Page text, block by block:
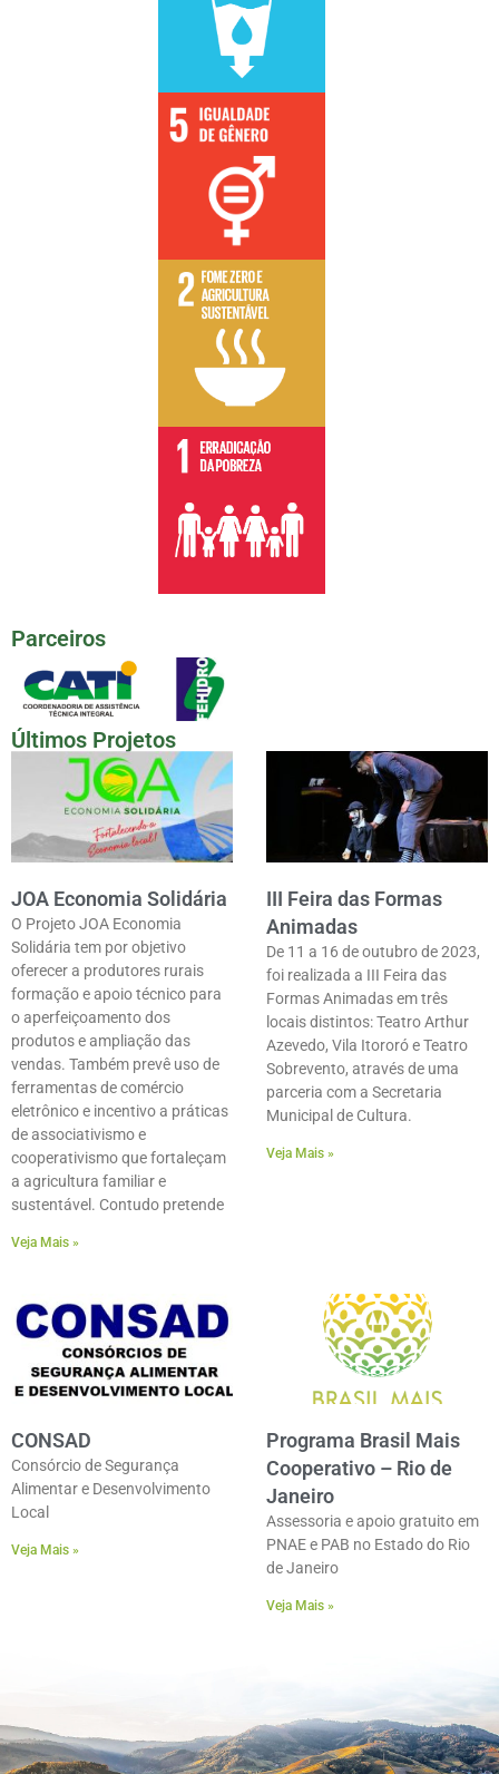
Parceiros
Últimos Projetos
JOA Economia Solidária
O Projeto JOA Economia
Solidária tem por objetivo
oferecer a produtores rurais
formação e apoio técnico para
o aperfeiçoamento dos
produtos e ampliação das
vendas. Também prevê uso de
ferramentas de comércio
eletrônico e incentivo a práticas
de associativismo e
cooperativismo que fortaleçam
a agricultura familiar e
sustentável. Contudo pretende
Veja Mais »
III Feira das Formas
Animadas
De 11 a 16 de outubro de 2023,
foi realizada a III Feira das
Formas Animadas em três
locais distintos: Teatro Arthur
Azevedo, Vila Itororó e Teatro
Sobrevento, através de uma
parceria com a Secretaria
Municipal de Cultura.
Veja Mais »
CONSAD
Consórcio de Segurança
Alimentar e Desenvolvimento
Local
Veja Mais »
Programa Brasil Mais
Cooperativo – Rio de
Janeiro
Assessoria e apoio gratuito em
PNAE e PAB no Estado do Rio
de Janeiro
Veja Mais »